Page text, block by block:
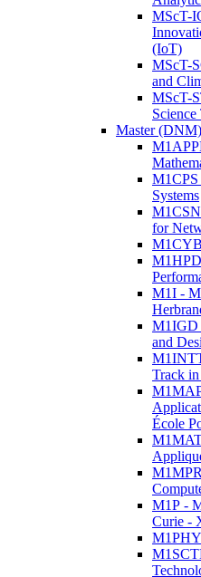
MScT-
(IoT)
MScT-
and
MScT-
Master (DNM)
M1CPS
Systems
for
M1I -
M1IGD
and
Track
École
M1P -
Curie -